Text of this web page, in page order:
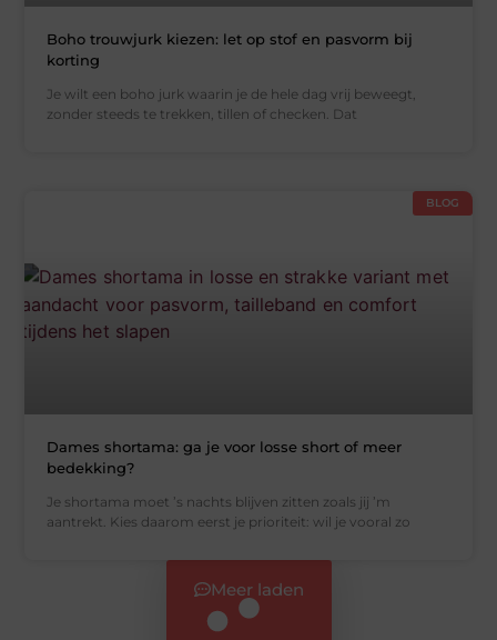
Boho trouwjurk kiezen: let op stof en pasvorm bij
korting
Je wilt een boho jurk waarin je de hele dag vrij beweegt,
zonder steeds te trekken, tillen of checken. Dat
BLOG
Dames shortama: ga je voor losse short of meer
bedekking?
Je shortama moet ’s nachts blijven zitten zoals jij ’m
aantrekt. Kies daarom eerst je prioriteit: wil je vooral zo
Meer laden